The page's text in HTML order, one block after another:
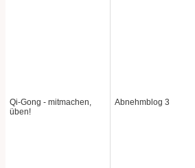
Qi-Gong - mitmachen,
üben!
Abnehmblog 3